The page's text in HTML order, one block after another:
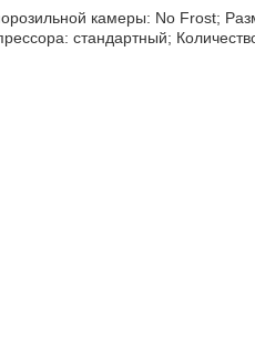
камеры: No Frost;
стандартный;